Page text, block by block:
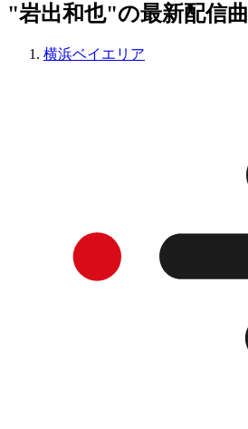
"岩出和也"の最新配信曲
横浜ベイエリア